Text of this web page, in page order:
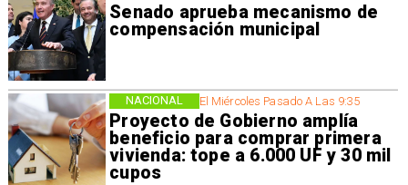
Senado aprueba mecanismo de
compensación municipal
El Miércoles Pasado A Las 9:35
Proyecto de Gobierno amplía
beneficio para comprar primera
vivienda: tope a 6.000 UF y 30 mil
cupos
NACIONAL